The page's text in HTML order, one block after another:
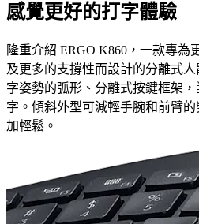
感覺更好的打字體驗
隆重介紹 ERGO K860，一款專為
及更多的支撐性而設計的分離式
字姿勢的弧形、分離式按鍵框架
字。傾斜外型可減輕手腕和前臂
加輕鬆。